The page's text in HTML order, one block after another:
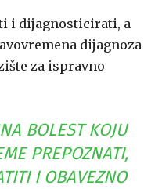
i dijagnosticirati, a
dijagnoza
za ispravno
BOLEST KOJU
PREPOZNATI,
I OBAVEZNO